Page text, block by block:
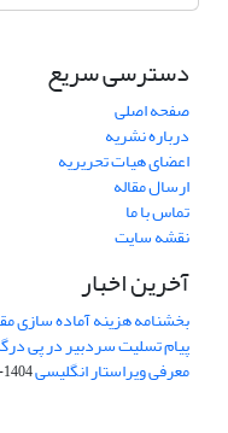
دسترسی سریع
صفحه اصلی
درباره نشریه
اعضای هیات تحریریه
ارسال مقاله
تماس با ما
نقشه سایت
آخرین اخبار
بخشنامه هزینه آماده سازی
پیام تسلیت سردبیر در پی
معرفی ویراستار انگلیسی1404-11-30